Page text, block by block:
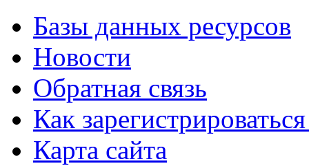
Базы данных ресурсов
Новости
Обратная связь
Как
Карта сайта